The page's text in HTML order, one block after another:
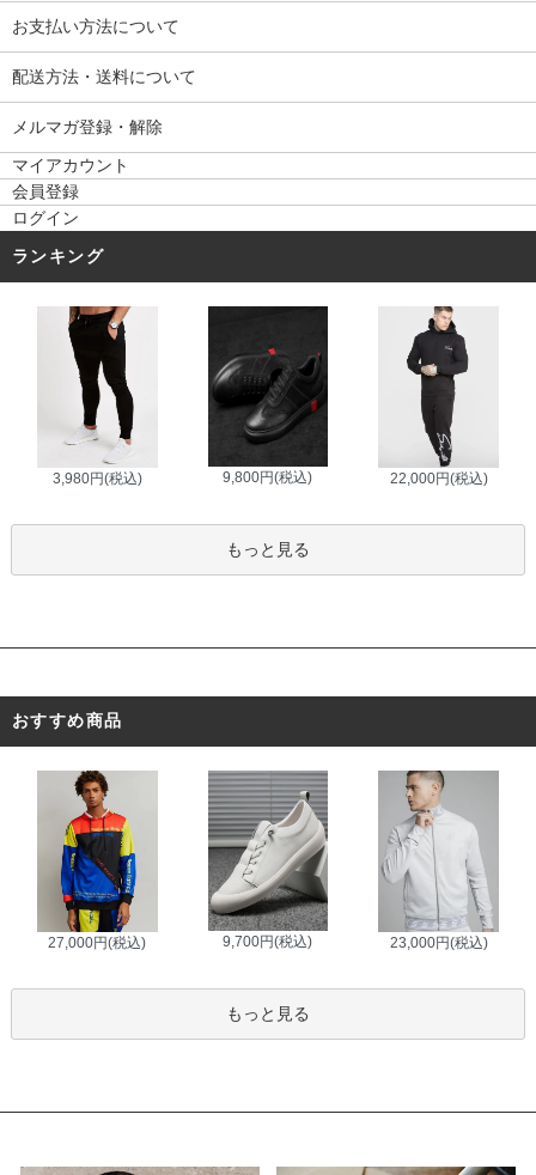
お支払い方法について
配送方法・送料について
メルマガ登録・解除
マイアカウント
会員登録
ログイン
ランキング
3,980円(税込) 9,800円(税込) 22,000円(税込)
もっと見る
おすすめ商品
27,000円(税込) 9,700円(税込) 23,000円(税込)
もっと見る